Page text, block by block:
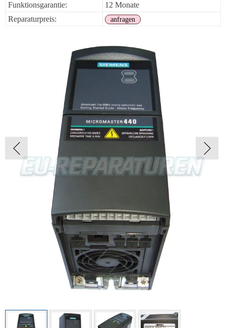
Funktionsgarantie:
12 Monate
Reparaturpreis:
anfragen